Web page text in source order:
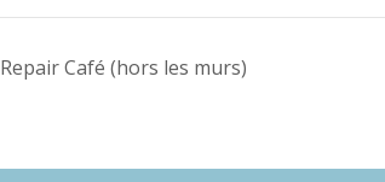
Repair Café (hors les murs)